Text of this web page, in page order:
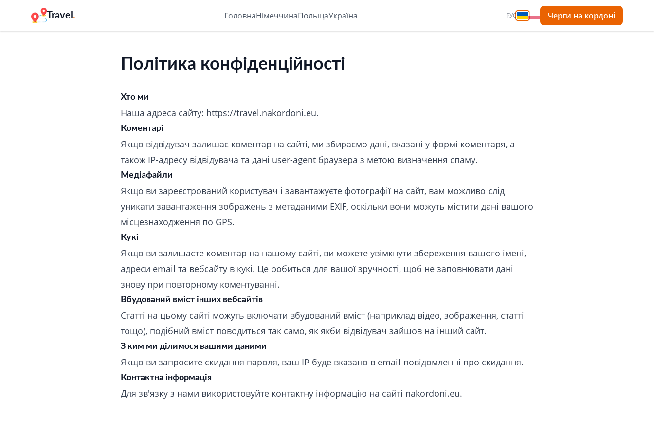
Travel . ГоловнаНімеччинаПольщаУкраїна РУС Черги на кордоні
Політика конфіденційності
Хто ми
Наша адреса сайту: https://travel.nakordoni.eu.
Коментарі
Якщо відвідувач залишає коментар на сайті, ми збираємо дані, вказані у формі коментаря, а
також IP-адресу відвідувача та дані user-agent браузера з метою визначення спаму.
Медіафайли
Якщо ви зареєстрований користувач і завантажуєте фотографії на сайт, вам можливо слід
уникати завантаження зображень з метаданими EXIF, оскільки вони можуть містити дані вашого
місцезнаходження по GPS.
Кукі
Якщо ви залишаєте коментар на нашому сайті, ви можете увімкнути збереження вашого імені,
адреси email та вебсайту в кукі. Це робиться для вашої зручності, щоб не заповнювати дані
знову при повторному коментуванні.
Вбудований вміст інших вебсайтів
Статті на цьому сайті можуть включати вбудований вміст (наприклад відео, зображення, статті
тощо), подібний вміст поводиться так само, як якби відвідувач зайшов на інший сайт.
З ким ми ділимося вашими даними
Якщо ви запросите скидання пароля, ваш IP буде вказано в email-повідомленні про скидання.
Контактна інформація
Для зв'язку з нами використовуйте контактну інформацію на сайті nakordoni.eu.